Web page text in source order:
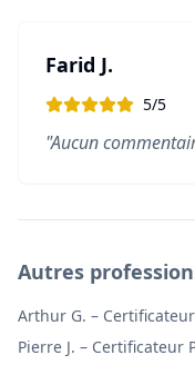
Farid J.
5/5
"Aucun
Autres
Arthur G. – Certificateur
Pierre J. – Certificateur